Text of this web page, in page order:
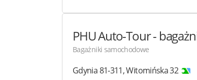
PHU Auto-Tour-
Bagażniki samochodowe
Gdynia81-311,Witomińska 32